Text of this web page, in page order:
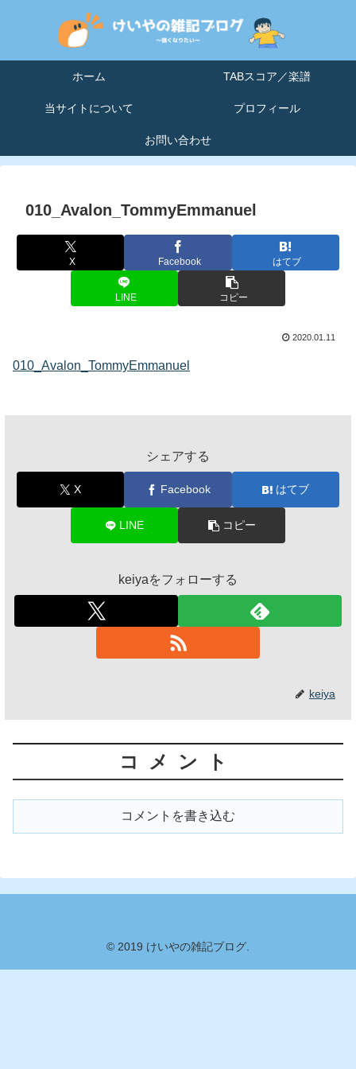
ホーム TABスコア／楽譜
当サイトについて プロフィール
お問い合わせ
010_Avalon_TommyEmmanuel
X Facebook はてブ
LINE コピー
2020.01.11
010_Avalon_TommyEmmanuel
シェアする
X Facebook はてブ
LINE コピー
keiyaをフォローする
keiya
コメント
コメントを書き込む
© 2019 けいやの雑記ブログ.